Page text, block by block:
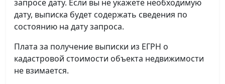
запросе дату. Если вы не укажете необходимую
дату, выписка будет содержать сведения по
состоянию на дату запроса.
Плата за получение выписки из ЕГРН о
кадастровой стоимости объекта недвижимости
не взимается.